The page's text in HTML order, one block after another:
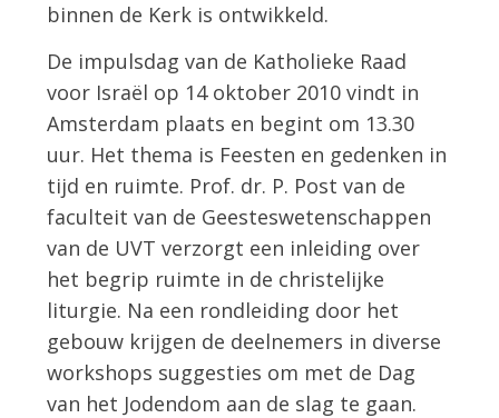
binnen de Kerk is ontwikkeld.
De impulsdag van de Katholieke Raad
voor Israël op 14 oktober 2010 vindt in
Amsterdam plaats en begint om 13.30
uur. Het thema is Feesten en gedenken in
tijd en ruimte. Prof. dr. P. Post van de
faculteit van de Geesteswetenschappen
van de UVT verzorgt een inleiding over
het begrip ruimte in de christelijke
liturgie. Na een rondleiding door het
gebouw krijgen de deelnemers in diverse
workshops suggesties om met de Dag
van het Jodendom aan de slag te gaan.